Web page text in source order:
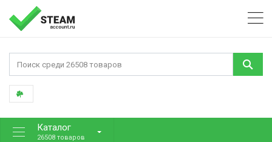
Каталог
26508 товаров